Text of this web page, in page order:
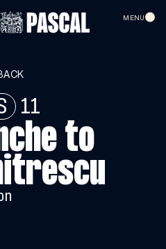
PASCAL
MENU
11
to